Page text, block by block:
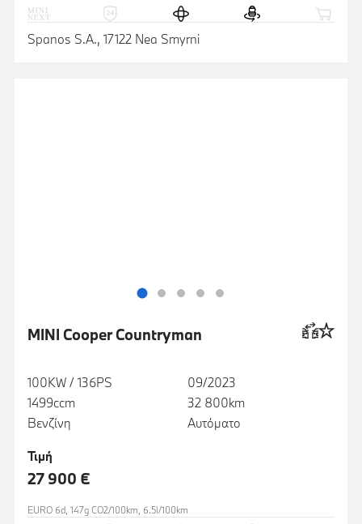
Spanos S.A., 17122 Nea Smyrni
MINI Cooper Countryman
100KW / 136PS
1499ccm
Βενζίνη
09/2023
32 800km
Αυτόματο
Τιμή
27 900 €
EURO 6d, 147g CO2/100km, 6.5l/100km